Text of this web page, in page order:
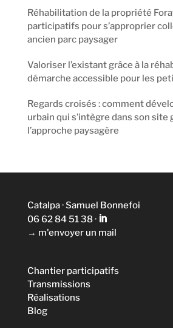
Réhabilitation de la propriété
participatifs pour s’approprier
ancien parc paysager
Valoriser l’existant grâce à la
démarche accessible pour les
Regards croisés : comment
urbain qui s’intègre dans son site
l’approche paysagère
Catalpa · Samuel Bonnefoi
06 62 84 51 38‬·
→ m'envoyer un mail
Chantier participatifs
Transmissions
Réalisations
Blog